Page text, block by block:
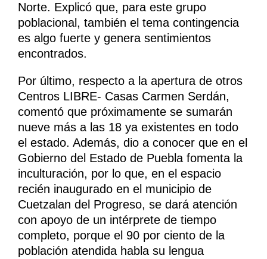
Norte. Explicó que, para este grupo
poblacional, también el tema contingencia
es algo fuerte y genera sentimientos
encontrados.
Por último, respecto a la apertura de otros
Centros LIBRE- Casas Carmen Serdán,
comentó que próximamente se sumarán
nueve más a las 18 ya existentes en todo
el estado. Además, dio a conocer que en el
Gobierno del Estado de Puebla fomenta la
inculturación, por lo que, en el espacio
recién inaugurado en el municipio de
Cuetzalan del Progreso, se dará atención
con apoyo de un intérprete de tiempo
completo, porque el 90 por ciento de la
población atendida habla su lengua